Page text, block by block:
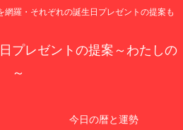
羅・それぞれの誕生日プレゼントの提案も
プレゼントの提案～わたしの
～
今日の暦と運勢